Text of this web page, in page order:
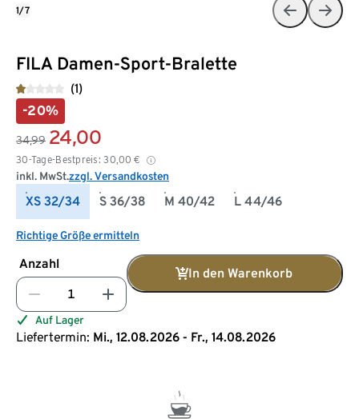
FILA Damen-Sport-Bralette
(1)
-20%
34,99 24,00
30-Tage-Bestpreis: 30,00 €
inkl. MwSt.zzgl. Versandkosten
XS 32/34 S 36/38 M 40/42 L 44/46
Richtige Größe ermitteln
Anzahl
In den Warenkorb
Auf Lager
Liefertermin: Mi., 12.08.2026 - Fr., 14.08.2026
1/7